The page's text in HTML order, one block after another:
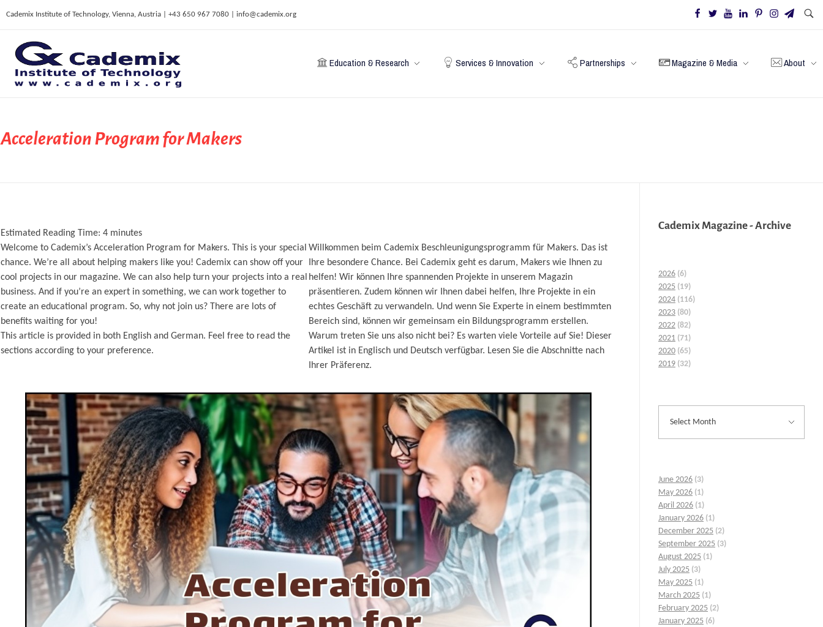
Cademix Institute of Technology, Vienna, Austria | +43 650 967 7080 | info@cademix.org
C
ademix Institute of Technology
Education & Research Services & Innovation Partnerships Magazine & Media About
Acceleration Program for Makers
Estimated Reading Time: 4 minutes
Welcome to Cademix’s Acceleration Program for Makers. This is your special
chance. We’re all about helping makers like you! Cademix can show off your
cool projects in our magazine. We can also help turn your projects into a real
business. And if you’re an expert in something, we can work together to
create an educational program. So, why not join us? There are lots of
benefits waiting for you!
This article is provided in both English and German. Feel free to read the
sections according to your preference.
Willkommen beim Cademix Beschleunigungsprogramm für Makers. Das ist
Ihre besondere Chance. Bei Cademix geht es darum, Makers wie Ihnen zu
helfen! Wir können Ihre spannenden Projekte in unserem Magazin
präsentieren. Zudem können wir Ihnen dabei helfen, Ihre Projekte in ein
echtes Geschäft zu verwandeln. Und wenn Sie Experte in einem bestimmten
Bereich sind, können wir gemeinsam ein Bildungsprogramm erstellen.
Warum treten Sie uns also nicht bei? Es warten viele Vorteile auf Sie! Dieser
Artikel ist in Englisch und Deutsch verfügbar. Lesen Sie die Abschnitte nach
Ihrer Präferenz.
Cademix Magazine - Archive
2026 (6)
2025 (19)
2024 (116)
2023 (80)
2022 (82)
2021 (71)
2020 (65)
2019 (32)
June 2026 (3)
May 2026 (1)
April 2026 (1)
January 2026 (1)
December 2025 (2)
September 2025 (3)
August 2025 (1)
July 2025 (3)
May 2025 (1)
March 2025 (1)
February 2025 (2)
January 2025 (6)